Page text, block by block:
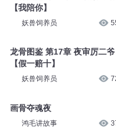
【我陪你】
妖兽饲养员
龙骨图鉴 第17章 夜审厉二爷
【假一赔十】
妖兽饲养员
画骨夺魂夜
鸿毛讲故事